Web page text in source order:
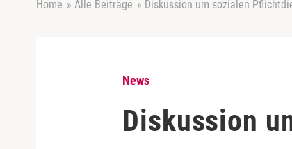
Home » Alle Beiträge » Diskussion um sozialen
News
Diskussion